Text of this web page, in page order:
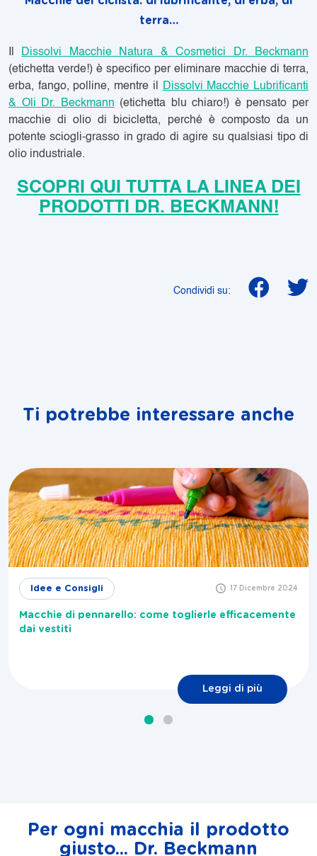
terra…
Dissolvi Macchie Natura & Cosmetici Dr. Beckmann
(etichetta verde!) è specifico per eliminare macchie di terra,
erba, fango, polline, mentre il
Dissolvi Macchie Lubrificanti
& Oli Dr. Beckmann (etichetta blu chiaro!) è pensato per
macchie di olio di bicicletta, perché è composto da un
potente sciogli-grasso in grado di agire su qualsiasi tipo di
olio industriale.
SCOPRI QUI TUTTA LA LINEA DEI
PRODOTTI DR. BECKMANN!
Condividi su:
Ti potrebbe interessare anche
Idee e Consigli 17 Dicembre 2024
Macchie di pennarello: come toglierle efficacemente
dai vestiti
Leggi di più
Per ogni macchia il prodotto
giusto... Dr. Beckmann